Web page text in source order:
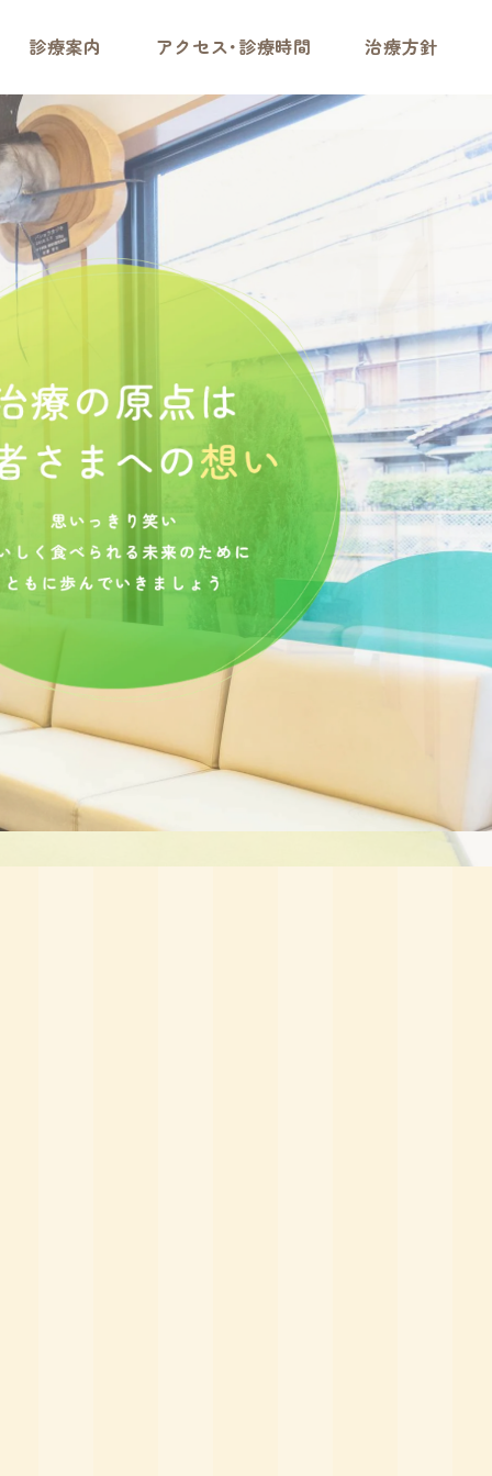
診療案内 アクセス･診療時間 治療方針